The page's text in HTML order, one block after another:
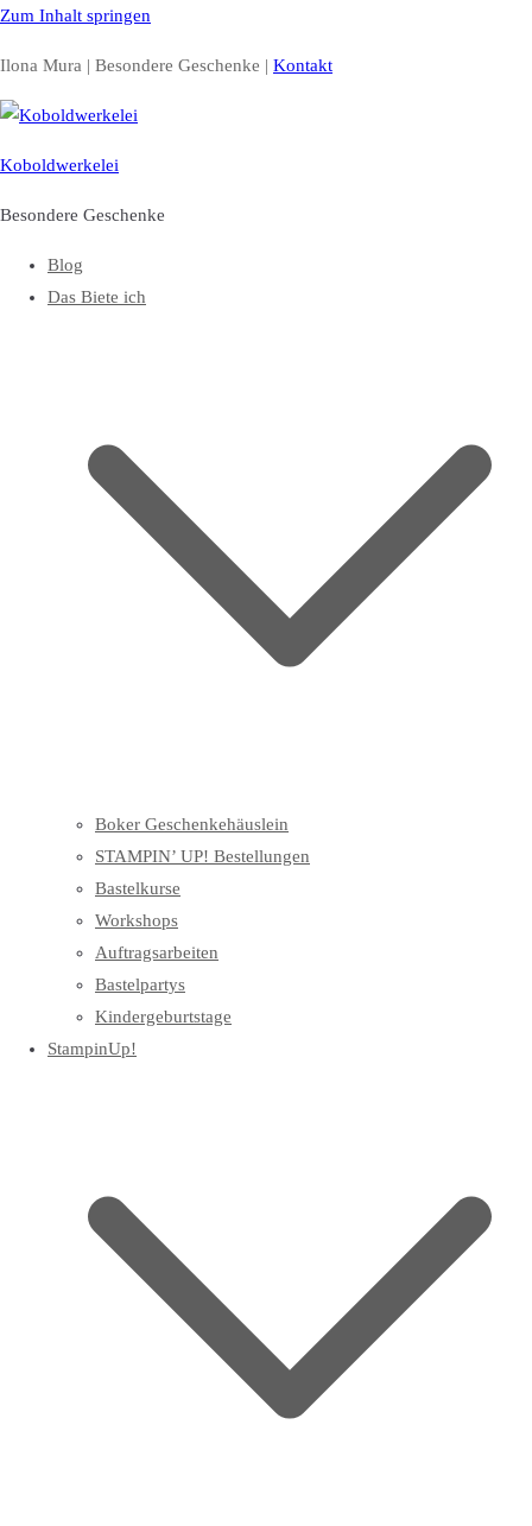
Zum Inhalt springen
Ilona Mura | Besondere Geschenke | Kontakt
Koboldwerkelei
Besondere Geschenke
Blog
Das Biete ich
Boker Geschenkehäuslein
STAMPIN’ UP! Bestellungen
Bastelkurse
Workshops
Auftragsarbeiten
Bastelpartys
Kindergeburtstage
StampinUp!